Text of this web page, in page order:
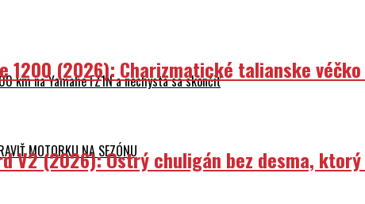
km na Yamahe FZ1N a nechystá sa skončiť
MOTORKU NA SEZÓNU
1200 (2026): Charizmatické talianske
V2 (2026): Ostrý chuligán bez desma,